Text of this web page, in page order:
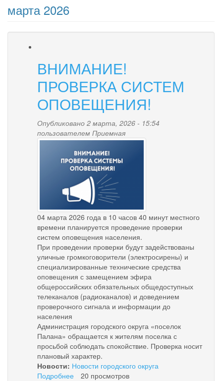
марта 2026
ВНИМАНИЕ!
ПРОВЕРКА СИСТЕМ
ОПОВЕЩЕНИЯ!
Опубликовано 2 марта, 2026 - 15:54
пользователем Приемная
proverka.png
04 марта 2026 года в 10 часов 40 минут местного
времени планируется проведение проверки
систем оповещения населения.
При проведении проверки будут задействованы
уличные громкоговорители (электросирены) и
специализированные технические средства
оповещения с замещением эфира
общероссийских обязательных общедоступных
телеканалов (радиоканалов) и доведением
проверочного сигнала и информации до
населения
Администрация городского округа «поселок
Палана» обращается к жителям поселка с
просьбой соблюдать спокойствие. Проверка носит
плановый характер.
Новости: Новости городского округа
Подробнее
20 просмотров